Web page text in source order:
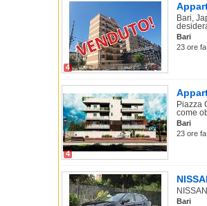
4
Bari,
Bari
23 ore
4
Piazza
come
Bari
23 ore
Bari